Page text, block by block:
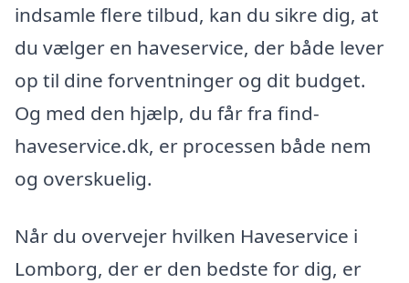
indsamle flere tilbud, kan du sikre dig, at
du vælger en haveservice, der både lever
op til dine forventninger og dit budget.
Og med den hjælp, du får fra find-
haveservice.dk, er processen både nem
og overskuelig.
Når du overvejer hvilken Haveservice i
Lomborg, der er den bedste for dig, er